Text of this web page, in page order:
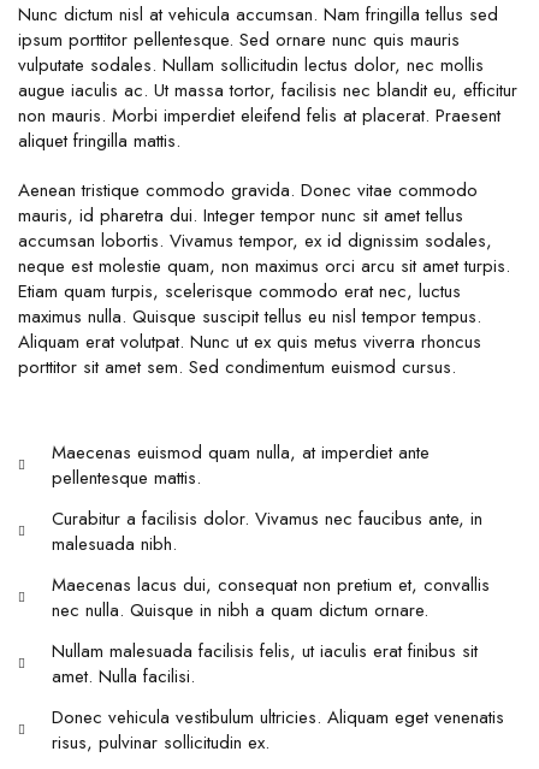
Nunc dictum nisl at vehicula accumsan. Nam fringilla tellus sed
ipsum porttitor pellentesque. Sed ornare nunc quis mauris
vulputate sodales. Nullam sollicitudin lectus dolor, nec mollis
augue iaculis ac. Ut massa tortor, facilisis nec blandit eu, efficitur
non mauris. Morbi imperdiet eleifend felis at placerat. Praesent
aliquet fringilla mattis.
Aenean tristique commodo gravida. Donec vitae commodo
mauris, id pharetra dui. Integer tempor nunc sit amet tellus
accumsan lobortis. Vivamus tempor, ex id dignissim sodales,
neque est molestie quam, non maximus orci arcu sit amet turpis.
Etiam quam turpis, scelerisque commodo erat nec, luctus
maximus nulla. Quisque suscipit tellus eu nisl tempor tempus.
Aliquam erat volutpat. Nunc ut ex quis metus viverra rhoncus
porttitor sit amet sem. Sed condimentum euismod cursus.
Maecenas euismod quam nulla, at imperdiet ante
pellentesque mattis.
Curabitur a facilisis dolor. Vivamus nec faucibus ante, in
malesuada nibh.
Maecenas lacus dui, consequat non pretium et, convallis
nec nulla. Quisque in nibh a quam dictum ornare.
Nullam malesuada facilisis felis, ut iaculis erat finibus sit
amet. Nulla facilisi.
Donec vehicula vestibulum ultricies. Aliquam eget venenatis
risus, pulvinar sollicitudin ex.